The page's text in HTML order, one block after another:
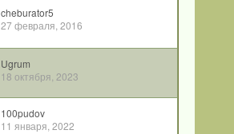
cheburator5
27 февраля, 2016
Ugrum
18 октября, 2023
100pudov
11 января, 2022